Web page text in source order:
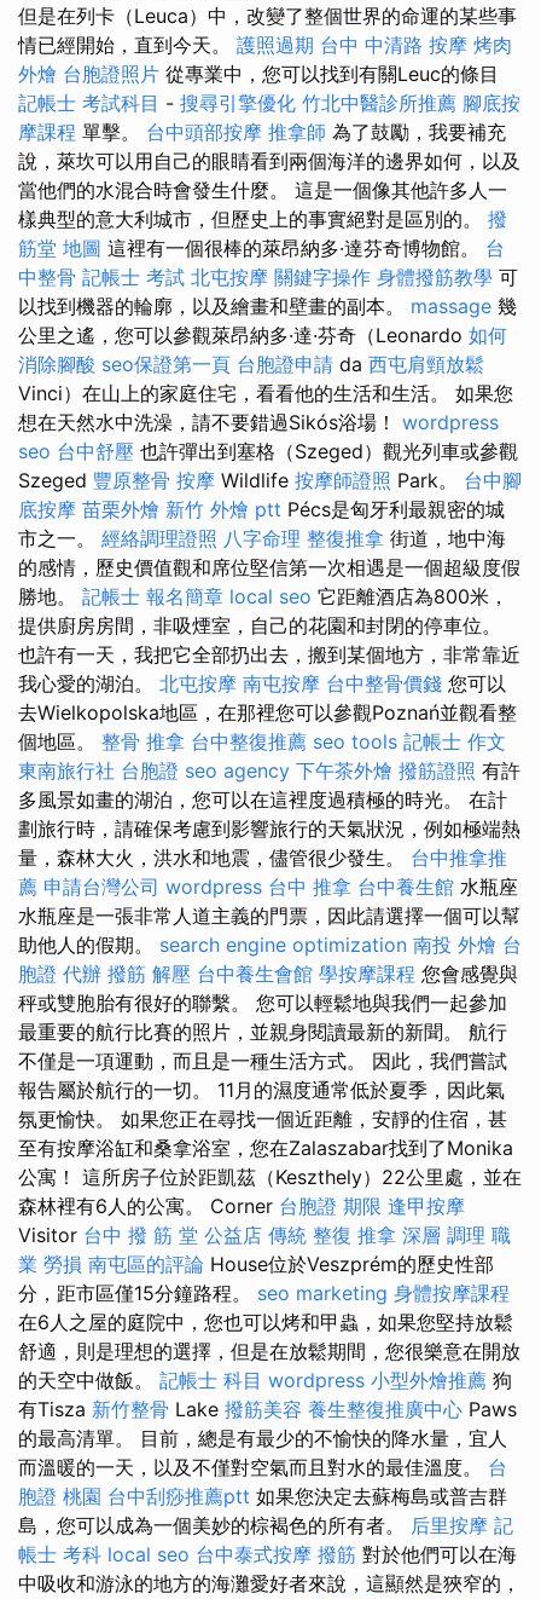
但是在列卡（Leuca）中，改變了整個世界的命運的某些事
情已經開始，直到今天。 護照過期 台中 中清路 按摩 烤肉
外燴 台胞證照片 從專業中，您可以找到有關Leuc的條目
記帳士 考試科目 - 搜尋引擎優化 竹北中醫診所推薦 腳底按
摩課程 單擊。 台中頭部按摩 推拿師 為了鼓勵，我要補充
說，萊坎可以用自己的眼睛看到兩個海洋的邊界如何，以及
當他們的水混合時會發生什麼。 這是一個像其他許多人一
樣典型的意大利城市，但歷史上的事實絕對是區別的。 撥
筋堂 地圖 這裡有一個很棒的萊昂納多·達芬奇博物館。 台
中整骨 記帳士 考試 北屯按摩 關鍵字操作 身體撥筋教學 可
以找到機器的輪廓，以及繪畫和壁畫的副本。 massage 幾
公里之遙，您可以參觀萊昂納多·達·芬奇（Leonardo 如何
消除腳酸 seo保證第一頁 台胞證申請 da 西屯肩頸放鬆
Vinci）在山上的家庭住宅，看看他的生活和生活。 如果您
想在天然水中洗澡，請不要錯過Sikós浴場！ wordpress
seo 台中舒壓 也許彈出到塞格（Szeged）觀光列車或參觀
Szeged 豐原整骨 按摩 Wildlife 按摩師證照 Park。 台中腳
底按摩 苗栗外燴 新竹 外燴 ptt Pécs是匈牙利最親密的城
市之一。 經絡調理證照 八字命理 整復推拿 街道，地中海
的感情，歷史價值觀和席位堅信第一次相遇是一個超級度假
勝地。 記帳士 報名簡章 local seo 它距離酒店為800米，
提供廚房房間，非吸煙室，自己的花園和封閉的停車位。
也許有一天，我把它全部扔出去，搬到某個地方，非常靠近
我心愛的湖泊。 北屯按摩 南屯按摩 台中整骨價錢 您可以
去Wielkopolska地區，在那裡您可以參觀Poznań並觀看整
個地區。 整骨 推拿 台中整復推薦 seo tools 記帳士 作文
東南旅行社 台胞證 seo agency 下午茶外燴 撥筋證照 有許
多風景如畫的湖泊，您可以在這裡度過積極的時光。 在計
劃旅行時，請確保考慮到影響旅行的天氣狀況，例如極端熱
量，森林大火，洪水和地震，儘管很少發生。 台中推拿推
薦 申請台灣公司 wordpress 台中 推拿 台中養生館 水瓶座
水瓶座是一張非常人道主義的門票，因此請選擇一個可以幫
助他人的假期。 search engine optimization 南投 外燴 台
胞證 代辦 撥筋 解壓 台中養生會館 學按摩課程 您會感覺與
秤或雙胞胎有很好的聯繫。 您可以輕鬆地與我們一起參加
最重要的航行比賽的照片，並親身閱讀最新的新聞。 航行
不僅是一項運動，而且是一種生活方式。 因此，我們嘗試
報告屬於航行的一切。 11月的濕度通常低於夏季，因此氣
氛更愉快。 如果您正在尋找一個近距離，安靜的住宿，甚
至有按摩浴缸和桑拿浴室，您在Zalaszabar找到了Monika
公寓！ 這所房子位於距凱茲（Keszthely）22公里處，並在
森林裡有6人的公寓。 Corner 台胞證 期限 逢甲按摩
Visitor 台中 撥 筋 堂 公益店 傳統 整復 推拿 深層 調理 職
業 勞損 南屯區的評論 House位於Veszprém的歷史性部
分，距市區僅15分鐘路程。 seo marketing 身體按摩課程
在6人之屋的庭院中，您也可以烤和甲蟲，如果您堅持放鬆
舒適，則是理想的選擇，但是在放鬆期間，您很樂意在開放
的天空中做飯。 記帳士 科目 wordpress 小型外燴推薦 狗
有Tisza 新竹整骨 Lake 撥筋美容 養生整復推廣中心 Paws
的最高清單。 目前，總是有最少的不愉快的降水量，宜人
而溫暖的一天，以及不僅對空氣而且對水的最佳溫度。 台
胞證 桃園 台中刮痧推薦ptt 如果您決定去蘇梅島或普吉群
島，您可以成為一個美妙的棕褐色的所有者。 后里按摩 記
帳士 考科 local seo 台中泰式按摩 撥筋 對於他們可以在海
中吸收和游泳的地方的海灘愛好者來說，這顯然是狹窄的，